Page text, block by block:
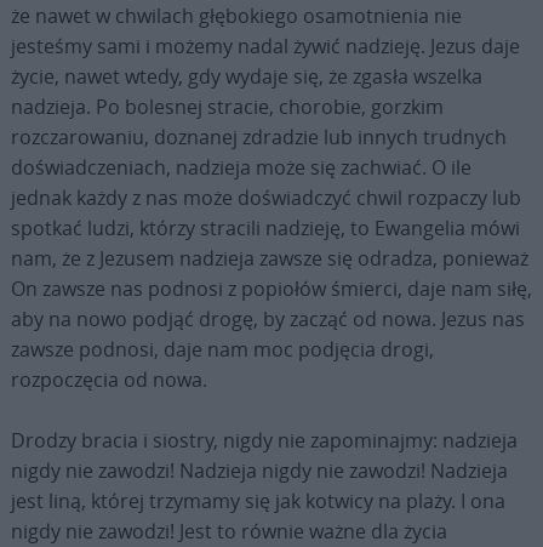
że nawet w chwilach głębokiego osamotnienia nie
jesteśmy sami i możemy nadal żywić nadzieję. Jezus daje
życie, nawet wtedy, gdy wydaje się, że zgasła wszelka
nadzieja. Po bolesnej stracie, chorobie, gorzkim
rozczarowaniu, doznanej zdradzie lub innych trudnych
doświadczeniach, nadzieja może się zachwiać. O ile
jednak każdy z nas może doświadczyć chwil rozpaczy lub
spotkać ludzi, którzy stracili nadzieję, to Ewangelia mówi
nam, że z Jezusem nadzieja zawsze się odradza, ponieważ
On zawsze nas podnosi z popiołów śmierci, daje nam siłę,
aby na nowo podjąć drogę, by zacząć od nowa. Jezus nas
zawsze podnosi, daje nam moc podjęcia drogi,
rozpoczęcia od nowa.
Drodzy bracia i siostry, nigdy nie zapominajmy: nadzieja
nigdy nie zawodzi! Nadzieja nigdy nie zawodzi! Nadzieja
jest liną, której trzymamy się jak kotwicy na plaży. I ona
nigdy nie zawodzi! Jest to równie ważne dla życia